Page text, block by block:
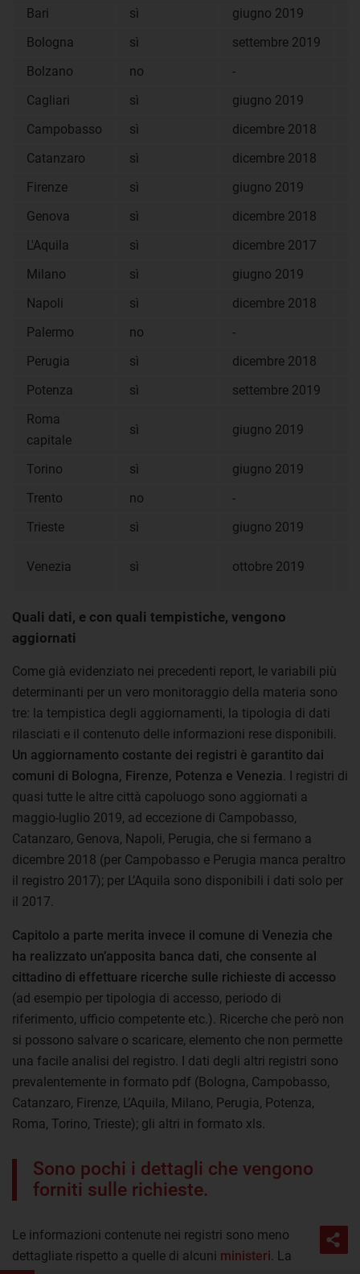
Bari
sì giugno 2019
Bologna
sì settembre 2019
Bolzano
no -
Cagliari
sì giugno 2019
Campobasso
sì dicembre 2018
Catanzaro
sì dicembre 2018
Firenze
sì giugno 2019
Genova
sì dicembre 2018
L'Aquila
sì dicembre 2017
Milano
sì giugno 2019
Napoli
sì dicembre 2018
Palermo
no -
Perugia
sì dicembre 2018
Potenza
sì settembre 2019
Roma
capitale
sì giugno 2019
Torino sì giugno 2019
Trento
no -
Trieste
sì giugno 2019
Venezia sì ottobre 2019
Quali dati, e con quali tempistiche, vengono
aggiornati
Come già evidenziato nei precedenti report, le variabili più
determinanti per un vero monitoraggio della materia sono
tre: la tempistica degli aggiornamenti, la tipologia di dati
rilasciati e il contenuto delle informazioni rese disponibili.
Un aggiornamento costante dei registri è garantito dai
comuni di Bologna, Firenze, Potenza e Venezia. I registri di
quasi tutte le altre città capoluogo sono aggiornati a
maggio-luglio 2019, ad eccezione di Campobasso,
Catanzaro, Genova, Napoli, Perugia, che si fermano a
dicembre 2018 (per Campobasso e Perugia manca peraltro
il registro 2017); per L’Aquila sono disponibili i dati solo per
il 2017.
Capitolo a parte merita invece il comune di Venezia che
ha realizzato un’apposita banca dati, che consente al
cittadino di effettuare ricerche sulle richieste di accesso
(ad esempio per tipologia di accesso, periodo di
riferimento, ufficio competente etc.). Ricerche che però non
si possono salvare o scaricare, elemento che non permette
una facile analisi del registro. I dati degli altri registri sono
prevalentemente in formato pdf (Bologna, Campobasso,
Catanzaro, Firenze, L’Aquila, Milano, Perugia, Potenza,
Roma, Torino, Trieste); gli altri in formato xls.
Sono pochi i dettagli che vengono
forniti sulle richieste.
Le informazioni contenute nei registri sono meno
dettagliate rispetto a quelle di alcuni ministeri. La